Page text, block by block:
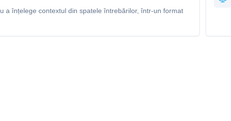
a înțelege contextul din spatele întrebărilor, într-un format